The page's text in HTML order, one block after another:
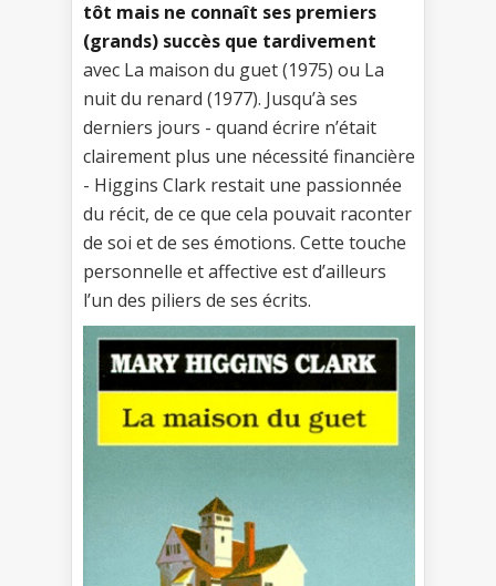
tôt mais ne connaît ses premiers
(grands) succès que tardivement
avec La maison du guet (1975) ou La
nuit du renard (1977). Jusqu’à ses
derniers jours - quand écrire n’était
clairement plus une nécessité financière
- Higgins Clark restait une passionnée
du récit, de ce que cela pouvait raconter
de soi et de ses émotions. Cette touche
personnelle et affective est d’ailleurs
l’un des piliers de ses écrits.